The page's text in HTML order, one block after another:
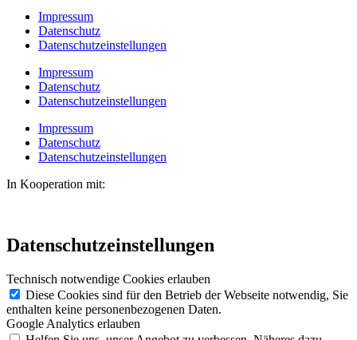
Impressum
Datenschutz
Datenschutzeinstellungen
Impressum
Datenschutz
Datenschutzeinstellungen
Impressum
Datenschutz
Datenschutzeinstellungen
In Kooperation mit:
Datenschutzeinstellungen
Technisch notwendige Cookies erlauben
Diese Cookies sind für den Betrieb der Webseite notwendig, Sie
enthalten keine personenbezogenen Daten.
Google Analytics erlauben